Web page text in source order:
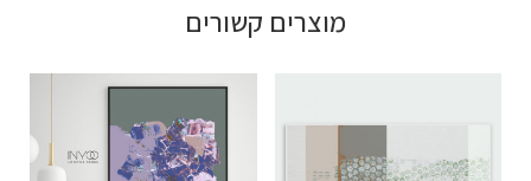
מוצרים קשורים